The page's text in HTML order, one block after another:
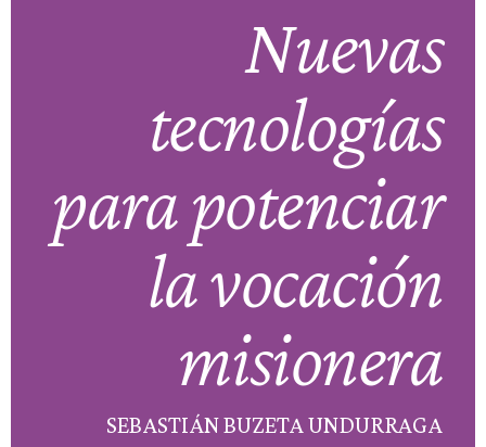
Nuevas
tecnologías
para potenciar
la vocación
misionera
SEBASTIÁN BUZETA UNDURRAGA